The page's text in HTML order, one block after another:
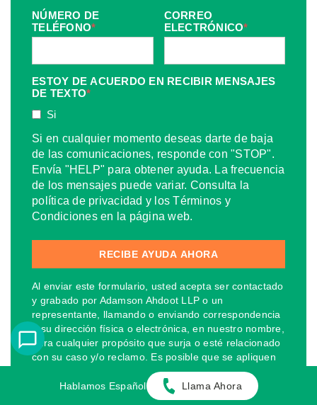
NÚMERO DE
TELÉFONO*
CORREO
ELECTRÓNICO*
ESTOY DE ACUERDO EN RECIBIR MENSAJES
DE TEXTO*
Si
Si en cualquier momento deseas darte de baja
de las comunicaciones, responde con "STOP".
Envía "HELP" para obtener ayuda. La frecuencia
de los mensajes puede variar. Consulta la
política de privacidad y los Términos y
Condiciones en la página web.
Al enviar este formulario, usted acepta ser contactado
y grabado por Adamson Ahdoot LLP o un
representante, llamando o enviando correspondencia
a su dirección física o electrónica, en nuestro nombre,
para cualquier propósito que surja o esté relacionado
con su caso y/o reclamo. Es posible que se apliquen
tarifas de uso o mensajes de texto estándar. Si en
cualquier momento deseas darte de baja de las
comunicaciones, responde con "STOP". Envía "HELP"
Hablamos Español Llama Ahora